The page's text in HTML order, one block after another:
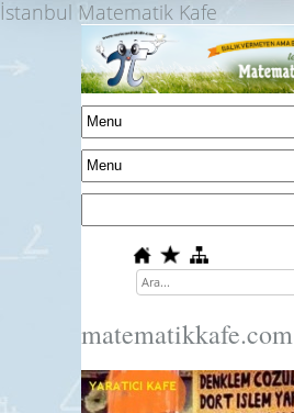
İstanbul Matematik Kafe
matematikkafe.com